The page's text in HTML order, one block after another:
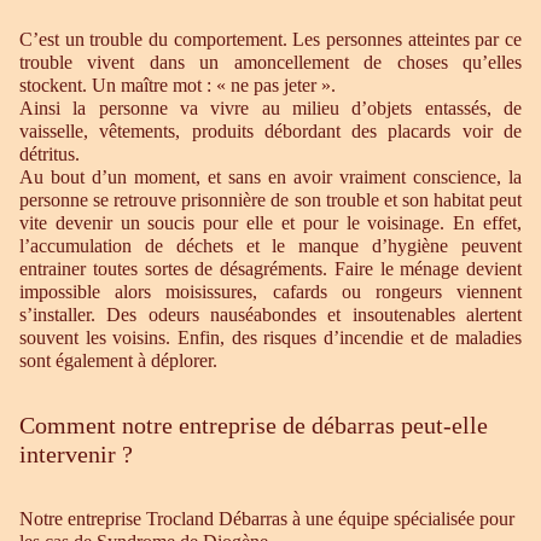
C’est un trouble du comportement. Les personnes atteintes par ce
trouble vivent dans un amoncellement de choses qu’elles
stockent. Un maître mot : « ne pas jeter ».
Ainsi la personne va vivre au milieu d’objets entassés, de
vaisselle, vêtements, produits débordant des placards voir de
détritus.
Au bout d’un moment, et sans en avoir vraiment conscience, la
personne se retrouve prisonnière de son trouble et son habitat peut
vite devenir un soucis pour elle et pour le voisinage. En effet,
l’accumulation de déchets et le manque d’hygiène peuvent
entrainer toutes sortes de désagréments. Faire le ménage devient
impossible alors moisissures, cafards ou rongeurs viennent
s’installer. Des odeurs nauséabondes et insoutenables alertent
souvent les voisins. Enfin, des risques d’incendie et de maladies
sont également à déplorer.
Comment notre entreprise de débarras peut-elle
intervenir ?
Notre entreprise Trocland Débarras à une équipe spécialisée pour